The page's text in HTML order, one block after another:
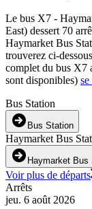
Le bus X7 -
East) dessert 70
Haymarket Bus
trouverez ci-
complet du bus X7
sont disponibles)
Bus Station
Bus Station
Haymarket Bus
Haymarket Bus
Voir plus de départs
Arrêts
jeu. 6 août 2026